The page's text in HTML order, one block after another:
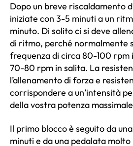
Dopo un breve riscaldamento
iniziate con 3-5 minuti a un
minuto. Di solito ci si deve
di ritmo, perché normalmente
frequenza di circa 80-100 rpm
70-80 rpm in salita. La
l’allenamento di forza e
corrispondere a un’intensità
della vostra potenza
Il primo blocco è seguito da
minuti e da una pedalata